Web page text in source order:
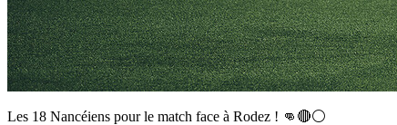
Les 18 Nancéiens pour le match face à Rodez ! 👊🔴⚪️